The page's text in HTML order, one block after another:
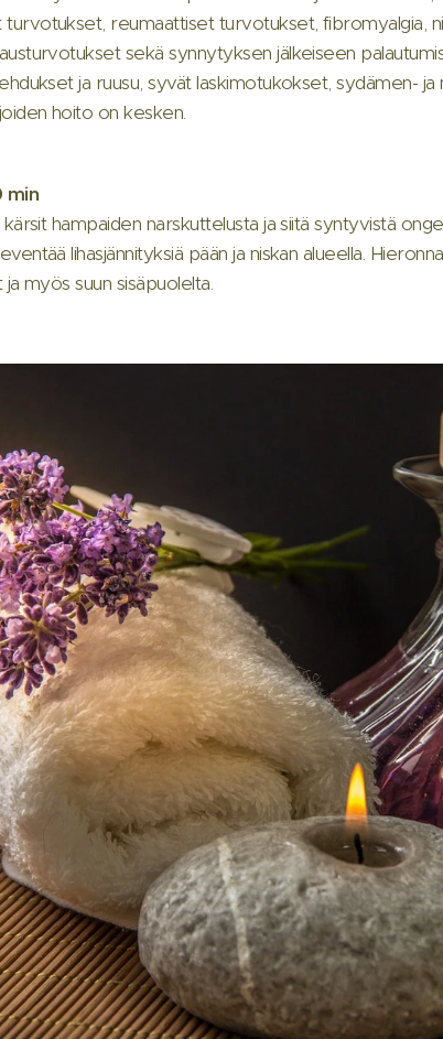
turvotukset, reumaattiset turvotukset, fibromyalgia,
sekä synnytyksen jälkeiseen
ja ruusu, syvät laskimotukokset, sydämen- ja
hoito on kesken.
min
kärsit hampaiden narskuttelusta ja siitä syntyvistä
lihasjännityksiä pään ja niskan alueella.
myös suun sisäpuolelta.